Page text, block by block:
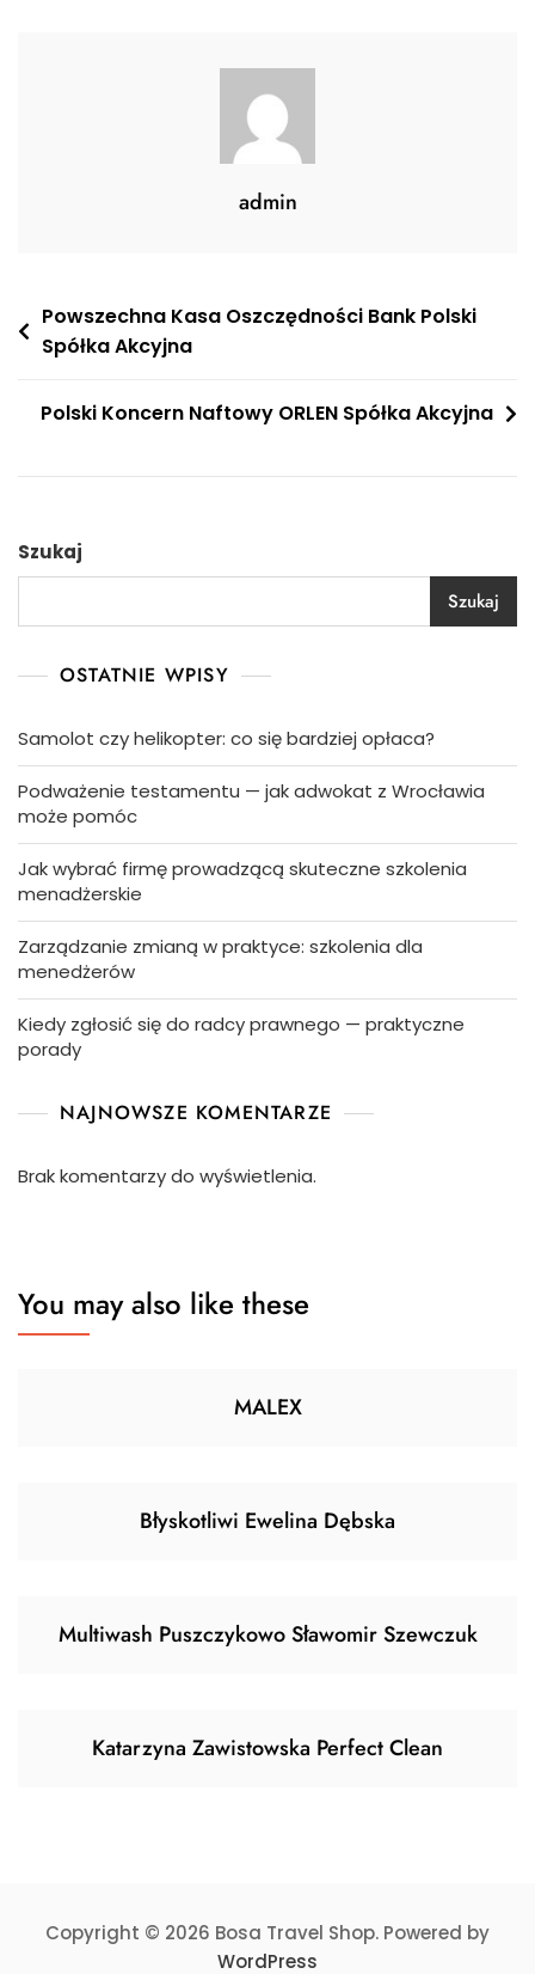
admin
Nawigacja
wpisu
Powszechna Kasa Oszczędności Bank Polski
Spółka Akcyjna
Polski Koncern Naftowy ORLEN Spółka Akcyjna
Szukaj
Szukaj
OSTATNIE WPISY
Samolot czy helikopter: co się bardziej opłaca?
Podważenie testamentu — jak adwokat z Wrocławia
może pomóc
Jak wybrać firmę prowadzącą skuteczne szkolenia
menadżerskie
Zarządzanie zmianą w praktyce: szkolenia dla
menedżerów
Kiedy zgłosić się do radcy prawnego — praktyczne
porady
NAJNOWSZE KOMENTARZE
Brak komentarzy do wyświetlenia.
You may also like these
MALEX
Błyskotliwi Ewelina Dębska
Multiwash Puszczykowo Sławomir Szewczuk
Katarzyna Zawistowska Perfect Clean
Copyright © 2026 Bosa Travel Shop. Powered by
WordPress